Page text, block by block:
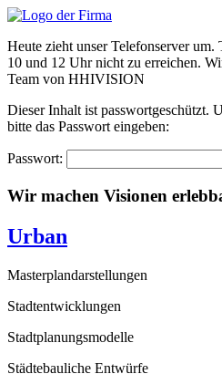
Zum
wechseln
Heute zieht unser Telefonserver
10 und 12 Uhr nicht zu erreichen.
Team von HHIVISION
Dieser Inhalt ist passwortgeschützt.
bitte das Passwort eingeben:
Passwort:
Wir machen Visionen
Urban
Masterplandarstellungen
Stadtentwicklungen
Stadtplanungsmodelle
Städtebauliche Entwürfe